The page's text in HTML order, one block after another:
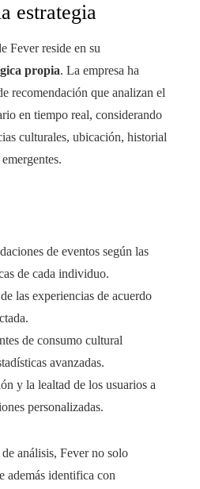
estrategia
Fever reside en su
propia. La empresa ha
recomendación que analizan el
en tiempo real, considerando
culturales, ubicación, historial
de eventos según las
de cada individuo.
las experiencias de acuerdo
de consumo cultural
avanzadas.
y la lealtad de los usuarios a
personalizadas.
análisis, Fever no solo
además identifica con